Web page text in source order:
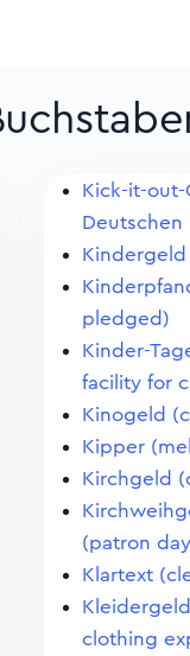
Kick-it-out-
Deutschen
pledged)
Kinder-
facility for
Kinogeld
Kipper
Kirchgeld
(patron
Klartext
clothing